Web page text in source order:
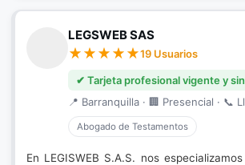
LEGSWEB SAS
19 Usuarios
✔ Tarjeta profesional vigente y
📍 Barranquilla · 🏢 Presencial · 📞
Abogado de Testamentos
En LEGISWEB S.A.S. nos